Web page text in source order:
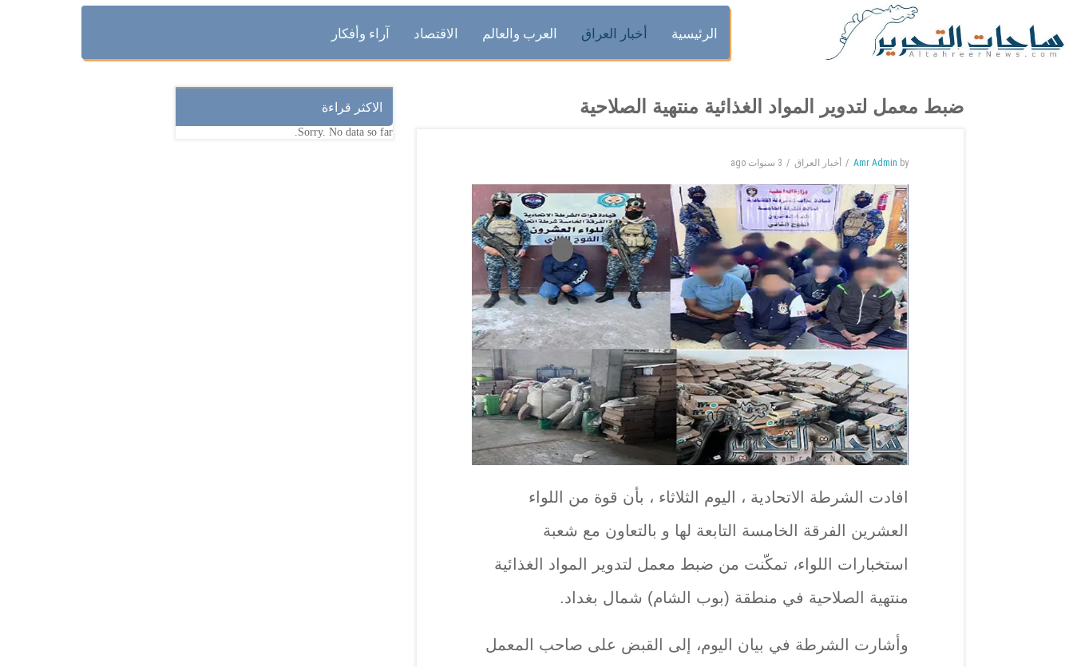
الرئيسية أخبار العراق العرب والعالم الاقتصاد آراء وأفكار
ضبط معمل لتدوير المواد الغذائية منتهية الصلاحية
by
Amr Admin أخبار العراق 3 سنوات ago
افادت الشرطة الاتحادية ، اليوم الثلاثاء ، بأن قوة من اللواء
العشرين الفرقة الخامسة التابعة لها و بالتعاون مع شعبة
استخبارات اللواء، تمكّنت من ضبط معمل لتدوير المواد الغذائية
منتهية الصلاحية في منطقة (بوب الشام) شمال بغداد.
وأشارت الشرطة في بيان اليوم، إلى القبض على صاحب المعمل
الاكثر قراءة
Sorry. No data so far.